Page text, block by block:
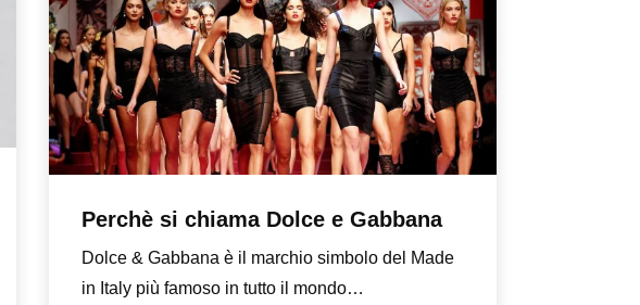
Perchè si chiama Dolce e Gabbana
Dolce & Gabbana è il marchio simbolo del Made
in Italy più famoso in tutto il mondo…